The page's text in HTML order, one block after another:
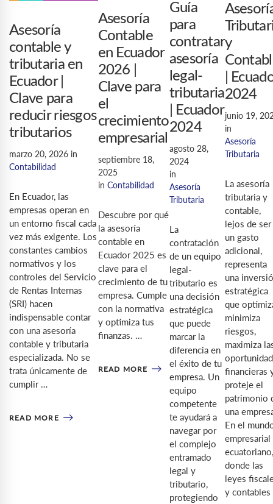
Asesoría
contable y
tributaria en
Ecuador |
Clave para
reducir riesgos
tributarios
marzo 20, 2026 in
Contabilidad
En Ecuador, las
empresas operan en
un entorno fiscal cada
vez más exigente. Los
constantes cambios
normativos y los
controles del Servicio
de Rentas Internas
(SRI) hacen
indispensable contar
con una asesoría
contable y tributaria
especializada. No se
trata únicamente de
cumplir …
READ MORE
Asesoría
Contable
en Ecuador
2026 |
Clave para
el
crecimiento
empresarial
septiembre 18,
2025
in Contabilidad
Descubre por qué
la asesoría
contable en
Ecuador 2025 es
clave para el
crecimiento de tu
empresa. Cumple
con la normativa
y optimiza tus
finanzas. …
READ MORE
Guía
para
contratar
asesoría
legal-
tributaria
| Ecuador
2024
agosto 28,
2024
in
Asesoría
Tributaria
La
contratación
de un equipo
legal-
tributario es
una decisión
estratégica
que puede
marcar la
diferencia en
el éxito de tu
empresa. Un
equipo
competente
te ayudará a
navegar por
el complejo
entramado
legal y
tributario,
protegiendo
y
|
2024
junio 19,
in
Asesoría
Tributaria
La asesoría
tributaria y
contable,
lejos de ser
un gasto
adicional,
representa
una
estratégica
que
minimiza
riesgos,
maximiza
financieras
proteje el
patrimonio
una
En el
empresarial
ecuatoriano,
donde las
leyes
y